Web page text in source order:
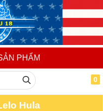
PHẨM
0
Hula